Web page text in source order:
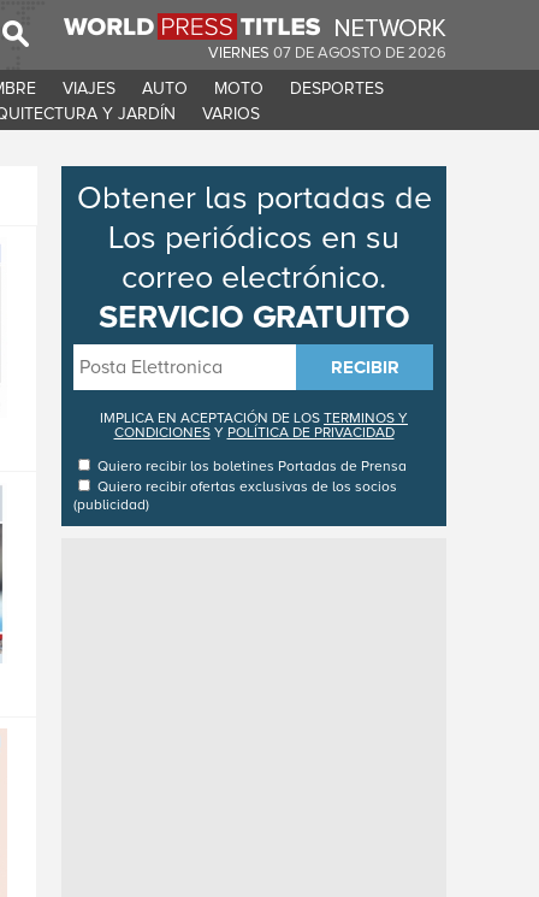
VIERNES 07 DE AGOSTO DE 2026
VIAJES AUTO MOTO
DESPORTES
Y JARDÍN
VARIOS
Obtener las portadas de
Los periódicos en su
correo electrónico.
SERVICIO GRATUITO
RECIBIR
IMPLICA EN ACEPTACIÓN DE LOS TERMINOS Y
CONDICIONESY POLÍTICA DE PRIVACIDAD
Quiero recibir los boletines Portadas de Prensa
Quiero recibir ofertas exclusivas de los socios
(publicidad)